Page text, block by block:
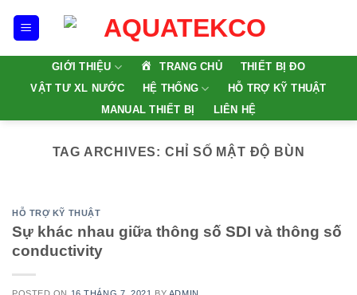
GIỚI THIỆU TRANG CHỦ
THIẾT BỊ ĐO
VẬT TƯ XL NƯỚC
HỆ THỐNG
HỖ TRỢ KỸ THUẬT
MANUAL THIẾT BỊ
LIÊN HỆ
TAG ARCHIVES: CHỈ SỐ MẬT ĐỘ BÙN
HỖ TRỢ KỸ THUẬT
Sự khác nhau giữa thông số SDI và thông số
conductivity
POSTED ON 16 THÁNG 7, 2021 BY ADMIN